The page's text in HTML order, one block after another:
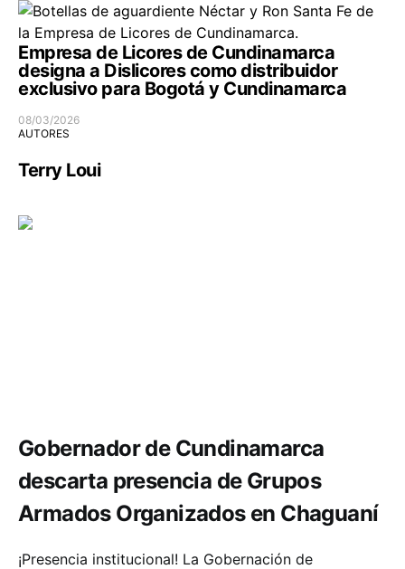
Empresa de Licores de Cundinamarca
designa a Dislicores como distribuidor
exclusivo para Bogotá y Cundinamarca
08/03/2026
AUTORES
Terry Loui
Gobernador de Cundinamarca
descarta presencia de Grupos
Armados Organizados en Chaguaní
¡Presencia institucional! La Gobernación de